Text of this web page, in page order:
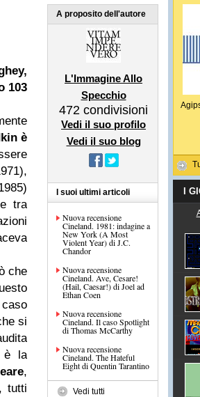
103
è
tra
che
si
è la
,
tutti
A proposito dell'autore
L'Immagine Allo
Specchio
472 condivisioni
Vedi il suo profilo
Vedi il suo blog
I suoi ultimi articoli
Nuova recensione
Cineland. 1981: indagine a
New York (A Most
Violent Year) di J.C.
Chandor
Nuova recensione
Cineland. Ave, Cesare!
(Hail, Caesar!) di Joel ad
Ethan Coen
Nuova recensione
Cineland. Il caso Spotlight
di Thomas McCarthy
Nuova recensione
Cineland. The Hateful
Eight di Quentin Tarantino
Vedi tutti
I